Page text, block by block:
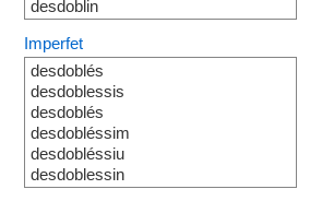
desdoblin
Imperfet
desdoblés
desdoblessis
desdoblés
desdobléssim
desdobléssiu
desdoblessin